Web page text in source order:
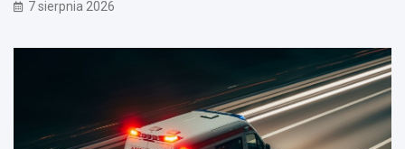
7 sierpnia 2026